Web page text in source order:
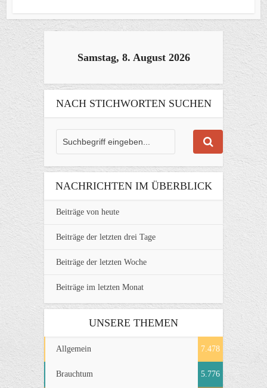
Samstag, 8. August 2026
NACH STICHWORTEN SUCHEN
NACHRICHTEN IM ÜBERBLICK
Beiträge von heute
Beiträge der letzten drei Tage
Beiträge der letzten Woche
Beiträge im letzten Monat
UNSERE THEMEN
Allgemein 7.478
Brauchtum 5.776